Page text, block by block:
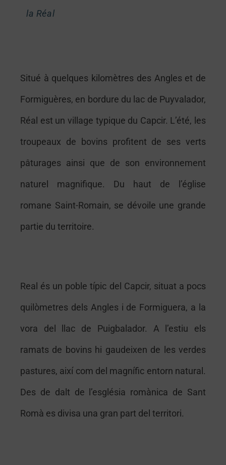
la Réal
Situé à quelques kilomètres des Angles et de
Formiguères, en bordure du lac de Puyvalador,
Réal est un village typique du Capcir. L’été, les
troupeaux de bovins profitent de ses verts
pâturages ainsi que de son environnement
naturel magnifique. Du haut de l’église
romane Saint-Romain, se dévoile une grande
partie du territoire.
Real és un poble típic del Capcir, situat a pocs
quilòmetres dels Angles i de Formiguera, a la
vora del llac de Puigbalador. A l’estiu els
ramats de bovins hi gaudeixen de les verdes
pastures, així com del magnífic entorn natural.
Des de dalt de l’església romànica de Sant
Romà es divisa una gran part del territori.